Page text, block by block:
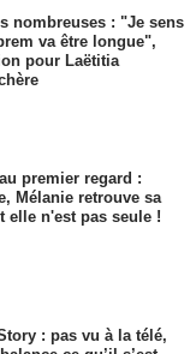
nombreuses : "Je sens
va être longue",
pour Laëtitia
premier regard :
Mélanie retrouve sa
elle n'est pas seule !
: pas vu à la télé,